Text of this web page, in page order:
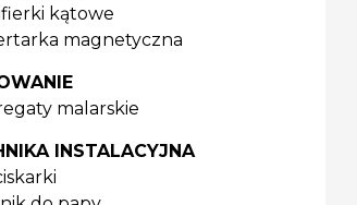
kątowe
magnetyczna
malarskie
INSTALACYJNA